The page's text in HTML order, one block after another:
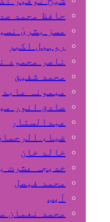
حافظ محمد
مسز بشریٰ
روہیل اکبر
ناصر محمود
محمد شفیق
میمونہ عابد
صادق انور
عبدالستار
ضیاء
خالد خان
خدیجہ عشرت
محمد فیصل
آیب
محمد نعمان